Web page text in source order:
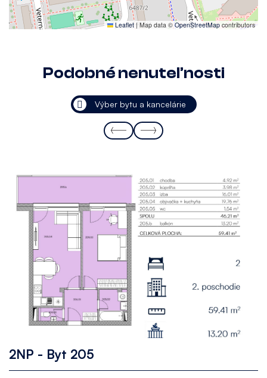
Leaflet | Map data ©OpenStreetMap contributors
Podobné nenuteľnosti
Výber bytu a kancelárie
2NP - Byt 205